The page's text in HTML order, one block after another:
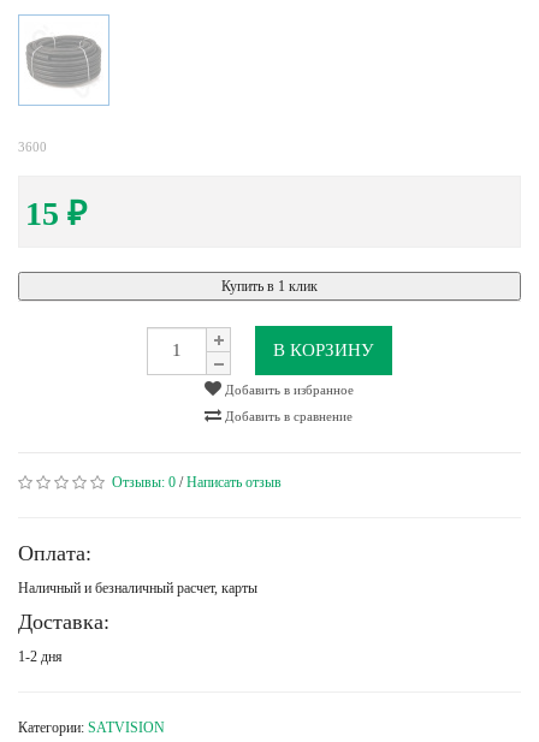
3600
15 ₽
Купить в 1 клик
В КОРЗИНУ
Добавить в избранное
Добавить в сравнение
Отзывы: 0 /Написать отзыв
Оплата:
Наличный и безналичный расчет, карты
Доставка:
1-2 дня
Категории: SATVISION